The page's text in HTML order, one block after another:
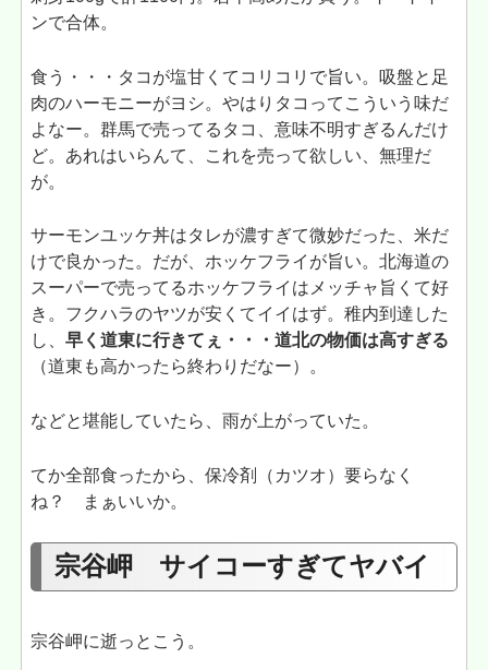
ンで合体。
食う・・・タコが塩甘くてコリコリで旨い。吸盤と足
肉のハーモニーがヨシ。やはりタコってこういう味だ
よなー。群馬で売ってるタコ、意味不明すぎるんだけ
ど。あれはいらんて、これを売って欲しい、無理だ
が。
サーモンユッケ丼はタレが濃すぎて微妙だった、米だ
けで良かった。だが、ホッケフライが旨い。北海道の
スーパーで売ってるホッケフライはメッチャ旨くて好
き。フクハラのヤツが安くてイイはず。稚内到達した
し、早く道東に行きてぇ・・・道北の物価は高すぎる
（道東も高かったら終わりだなー）。
などと堪能していたら、雨が上がっていた。
てか全部食ったから、保冷剤（カツオ）要らなく
ね？ まぁいいか。
宗谷岬 サイコーすぎてヤバイ
宗谷岬に逝っとこう。